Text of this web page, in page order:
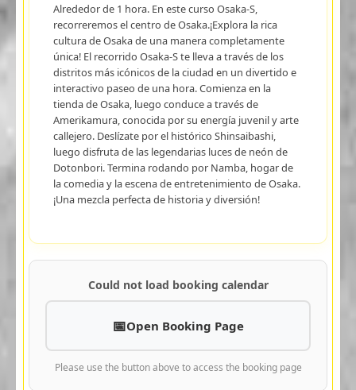
Alrededor de 1 hora. En este curso Osaka-S,
recorreremos el centro de Osaka.¡Explora la rica
cultura de Osaka de una manera completamente
única! El recorrido Osaka-S te lleva a través de los
distritos más icónicos de la ciudad en un divertido e
interactivo paseo de una hora. Comienza en la
tienda de Osaka, luego conduce a través de
Amerikamura, conocida por su energía juvenil y arte
callejero. Deslízate por el histórico Shinsaibashi,
luego disfruta de las legendarias luces de neón de
Dotonbori. Termina rodando por Namba, hogar de
la comedia y la escena de entretenimiento de Osaka.
¡Una mezcla perfecta de historia y diversión!
Could not load booking calendar
Open Booking Page
Please use the button above to access the booking page